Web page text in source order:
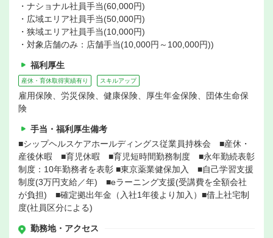
・ナショナル社員手当(60,000円)
・広域エリア社員手当(50,000円)
・狭域エリア社員手当(10,000円)
・対象店舗のみ：店舗手当(10,000円～100,000円))
福利厚生
産休・育休取得実績有り スキルアップ
雇用保険、労災保険、健康保険、厚生年金保険、団体生命保
険
手当・福利厚生備考
■シップヘルスケアホールディングス従業員持株会 ■産休・
産後休暇 ■育児休暇 ■育児短時間勤務制度 ■永年勤続表彰
制度：10年勤務者を表彰 ■東京薬業健保加入 ■自己学習支援
制度(3万円支給／年) ■eラーニング支援(受講費を全額会社
が負担) ■確定拠出年金（入社1年後より加入）■借上社宅制
度(社員区分による)
勤務地・アクセス